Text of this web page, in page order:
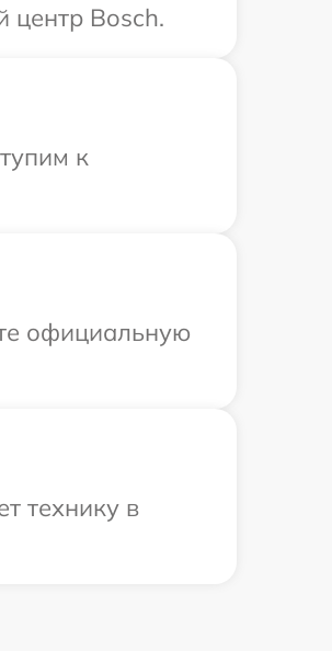
центр Bosch.
к
официальную
технику в